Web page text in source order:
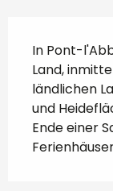
In Pont-
Land,
ländlichen
und
Ende einer